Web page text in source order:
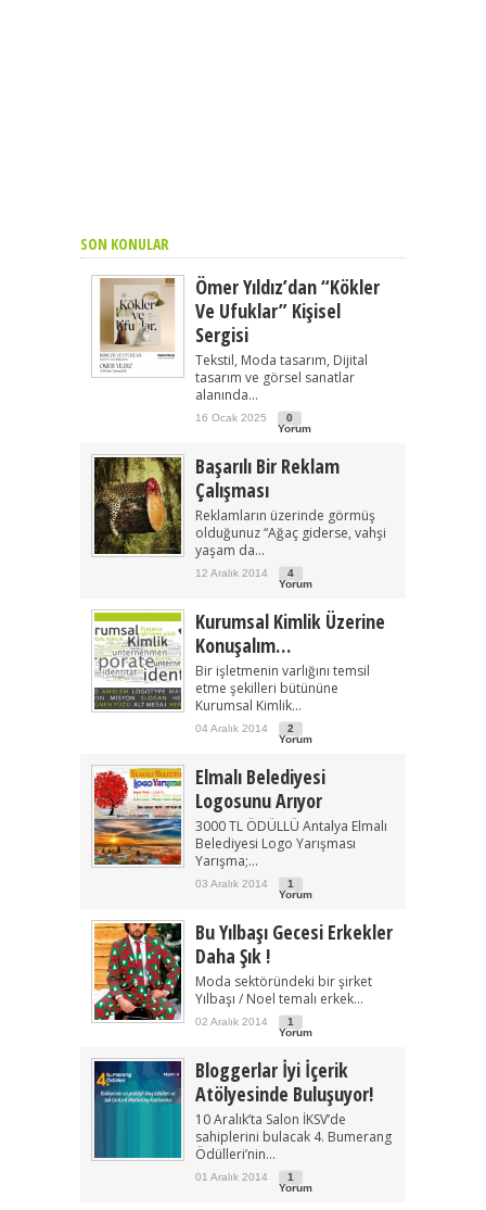
SON KONULAR
Ömer Yıldız’dan “Kökler
Ve Ufuklar” Kişisel
Sergisi
Tekstil, Moda tasarım, Dijital
tasarım ve görsel sanatlar
alanında...
16 Ocak 2025
0
Yorum
Başarılı Bir Reklam
Çalışması
Reklamların üzerinde görmüş
olduğunuz “Ağaç giderse, vahşi
yaşam da...
12 Aralık 2014
4
Yorum
Kurumsal Kimlik Üzerine
Konuşalım…
Bir işletmenin varlığını temsil
etme şekilleri bütününe
Kurumsal Kimlik...
04 Aralık 2014
2
Yorum
Elmalı Belediyesi
Logosunu Arıyor
3000 TL ÖDÜLLÜ Antalya Elmalı
Belediyesi Logo Yarışması
Yarışma;...
03 Aralık 2014
1
Yorum
Bu Yılbaşı Gecesi Erkekler
Daha Şık !
Moda sektöründeki bir şirket
Yılbaşı / Noel temalı erkek...
02 Aralık 2014
1
Yorum
Bloggerlar İyi İçerik
Atölyesinde Buluşuyor!
10 Aralık’ta Salon İKSV’de
sahiplerini bulacak 4. Bumerang
Ödülleri’nin...
01 Aralık 2014
1
Yorum